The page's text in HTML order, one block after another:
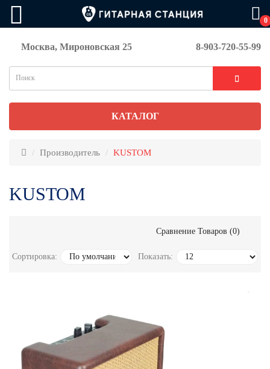
0
Москва, Мироновская 25 8-903-720-55-99
КАТАЛОГ
Производитель KUSTOM
KUSTOM
Сравнение Товаров (0)
Сортировка: Показать: